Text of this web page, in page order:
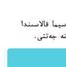
قالاسىندا
جەتتى.